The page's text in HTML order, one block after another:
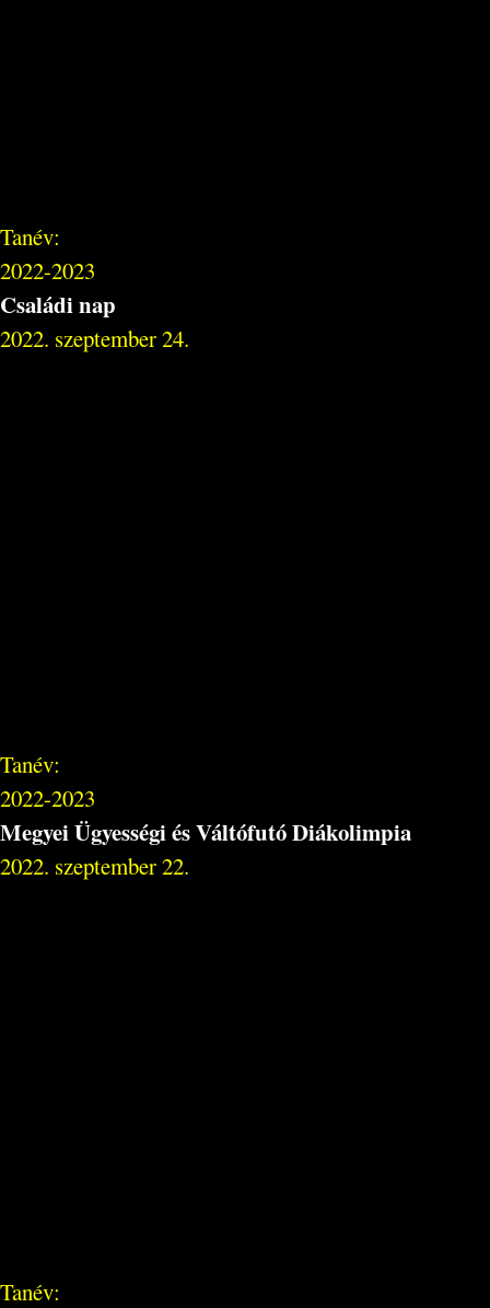
Tanév:
2022-2023
Családi nap
2022. szeptember 24.
Tanév:
2022-2023
Megyei Ügyességi és Váltófutó Diákolimpia
2022. szeptember 22.
Tanév: